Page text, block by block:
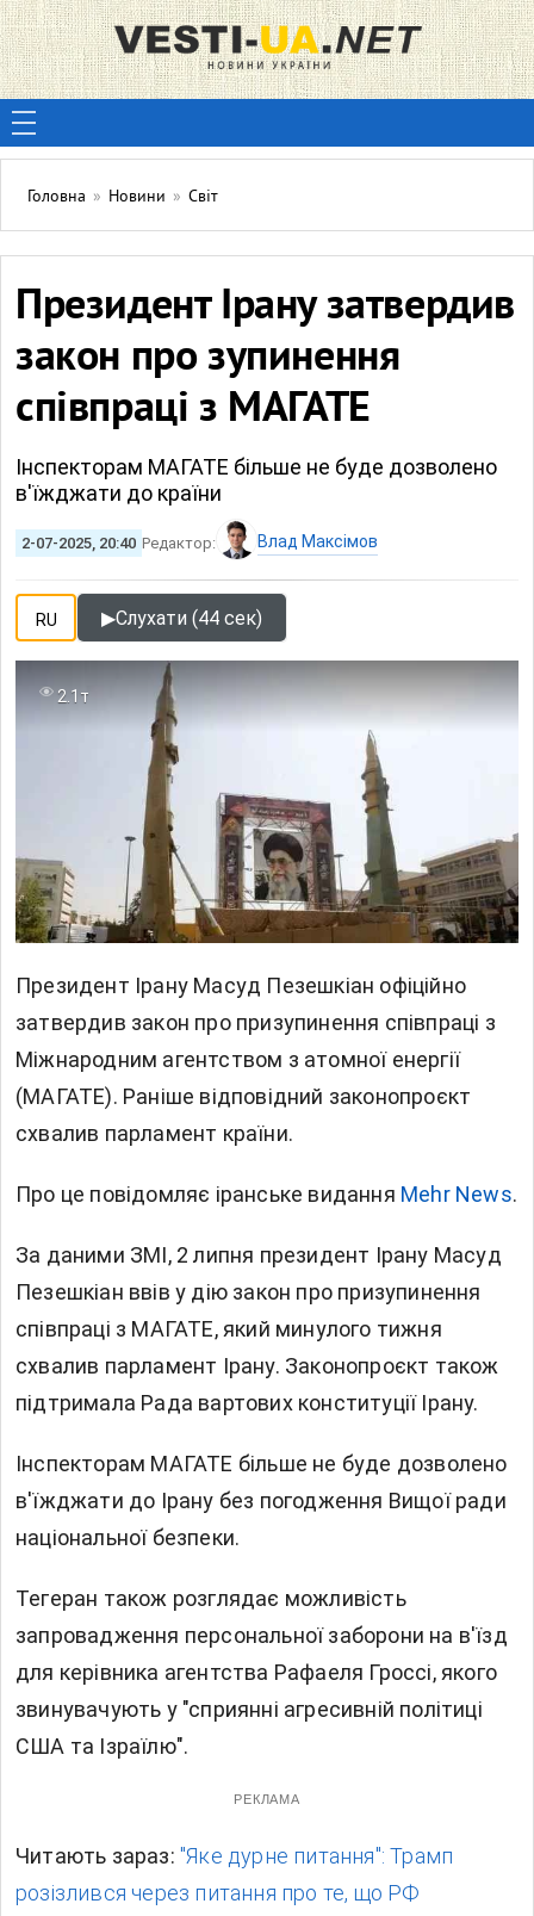
Головна » Новини » Світ
Президент Ірану затвердив
закон про зупинення
співпраці з МАГАТЕ
Інспекторам МАГАТЕ більше не буде дозволено
в'їжджати до країни
2-07-2025, 20:40 Редактор: Влад Максімов
RU ▶Слухати (44 сек)
2.1т
Президент Ірану Масуд Пезешкіан офіційно
затвердив закон про призупинення співпраці з
Міжнародним агентством з атомної енергії
(МАГАТЕ). Раніше відповідний законопроєкт
схвалив парламент країни.
Про це повідомляє іранське видання Mehr News.
За даними ЗМІ, 2 липня президент Ірану Масуд
Пезешкіан ввів у дію закон про призупинення
співпраці з МАГАТЕ, який минулого тижня
схвалив парламент Ірану. Законопроєкт також
підтримала Рада вартових конституції Ірану.
Інспекторам МАГАТЕ більше не буде дозволено
в'їжджати до Ірану без погодження Вищої ради
національної безпеки.
Тегеран також розглядає можливість
запровадження персональної заборони на в'їзд
для керівника агентства Рафаеля Гроссі, якого
звинувачують у "сприянні агресивній політиці
США та Ізраїлю".
РЕКЛАМА
Читають зараз: "Яке дурне питання": Трамп
розізлився через питання про те, що РФ